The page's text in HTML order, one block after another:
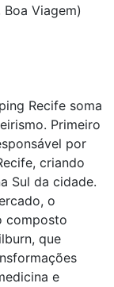
Viagem)
Recife soma
Primeiro
por
criando
Sul da cidade.
o
composto
que
e